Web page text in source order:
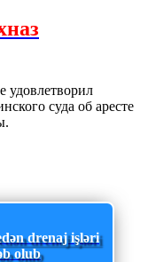
удовлетворил
суда об аресте
drenaj işləri
olub